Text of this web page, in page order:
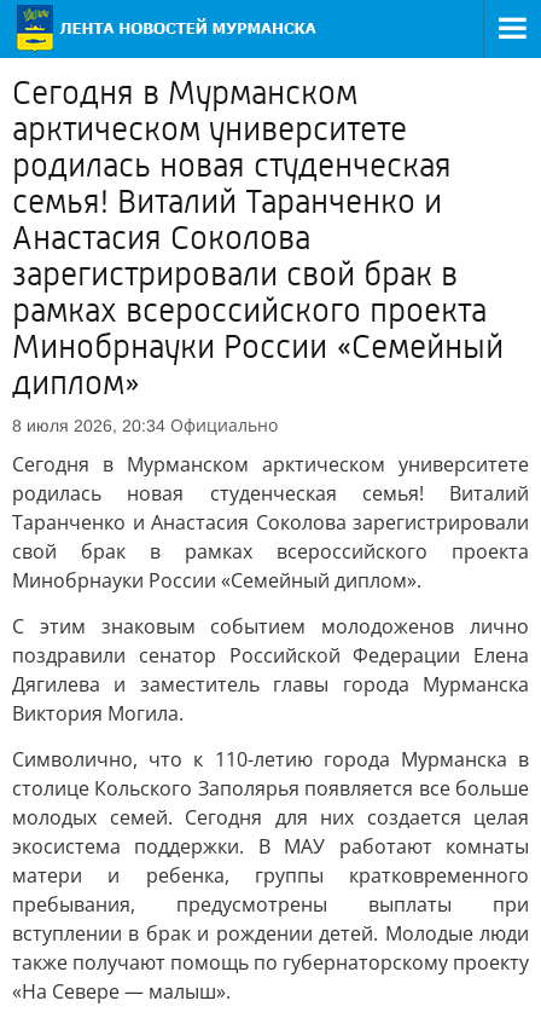
Сегодня в Мурманском
арктическом университете
родилась новая студенческая
семья! Виталий Таранченко и
Анастасия Соколова
зарегистрировали свой брак в
рамках всероссийского проекта
Минобрнауки России «Семейный
диплом»
8 июля 2026, 20:34 Официально
Сегодня в Мурманском арктическом университете
родилась новая студенческая семья! Виталий
Таранченко и Анастасия Соколова зарегистрировали
свой брак в рамках всероссийского проекта
Минобрнауки России «Семейный диплом».
С этим знаковым событием молодоженов лично
поздравили сенатор Российской Федерации Елена
Дягилева и заместитель главы города Мурманска
Виктория Могила.
Символично, что к 110-летию города Мурманска в
столице Кольского Заполярья появляется все больше
молодых семей. Сегодня для них создается целая
экосистема поддержки. В МАУ работают комнаты
матери и ребенка, группы кратковременного
пребывания, предусмотрены выплаты при
вступлении в брак и рождении детей. Молодые люди
также получают помощь по губернаторскому проекту
«На Севере — малыш».